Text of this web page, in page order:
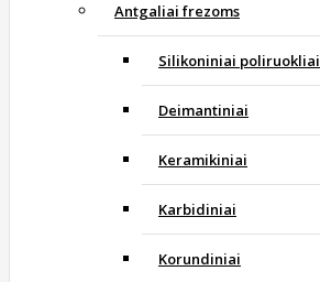
Antgaliai frezoms
Silikoniniai poliruokliai
Deimantiniai
Keramikiniai
Karbidiniai
Korundiniai